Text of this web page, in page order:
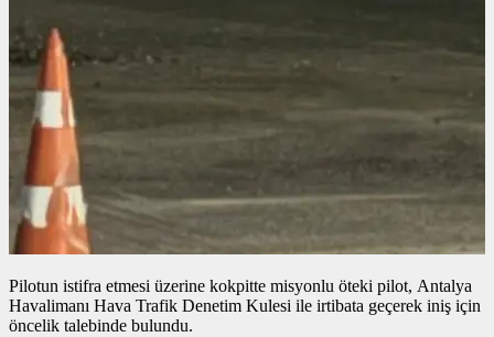
Pilotun istifra etmesi üzerine kokpitte misyonlu öteki pilot, Antalya
Havalimanı Hava Trafik Denetim Kulesi ile irtibata geçerek iniş için
öncelik talebinde bulundu.